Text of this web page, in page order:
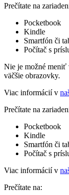
Prečítate na
Pocketbook
Kindle
Smartfón či
Počítač s
Nie je možné meniť
väčšie obrazovky.
Viac informácií v
Prečítate na
Pocketbook
Kindle
Smartfón či
Počítač s
Viac informácií v
Prečítate na: